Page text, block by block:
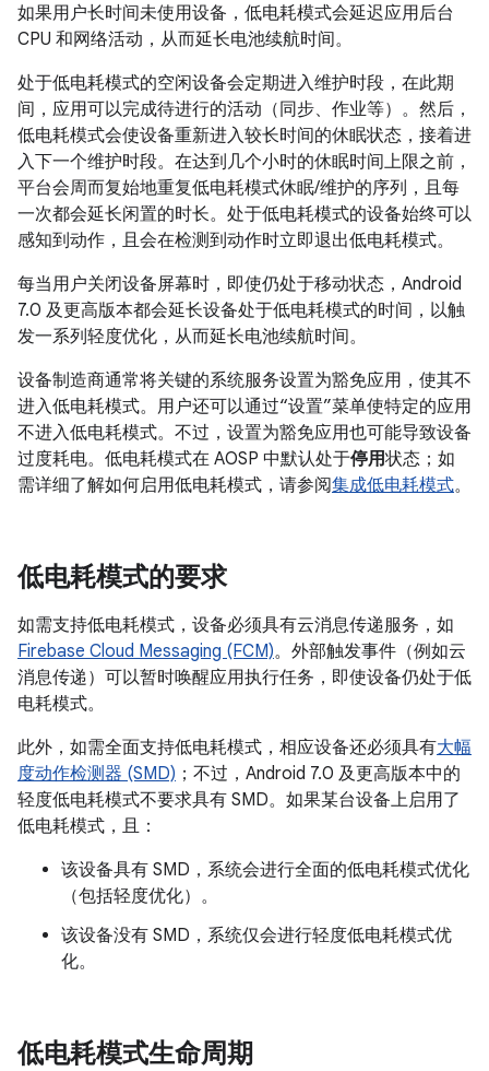
如果用户长时间未使用设备，低电耗模式会延迟应用后台
CPU 和网络活动，从而延长电池续航时间。
处于低电耗模式的空闲设备会定期进入维护时段，在此期
间，应用可以完成待进行的活动（同步、作业等）。然后，
低电耗模式会使设备重新进入较长时间的休眠状态，接着进
入下一个维护时段。在达到几个小时的休眠时间上限之前，
平台会周而复始地重复低电耗模式休眠/维护的序列，且每
一次都会延长闲置的时长。处于低电耗模式的设备始终可以
感知到动作，且会在检测到动作时立即退出低电耗模式。
每当用户关闭设备屏幕时，即使仍处于移动状态，Android
7.0 及更高版本都会延长设备处于低电耗模式的时间，以触
发一系列轻度优化，从而延长电池续航时间。
设备制造商通常将关键的系统服务设置为豁免应用，使其不
进入低电耗模式。用户还可以通过“设置”菜单使特定的应用
不进入低电耗模式。不过，设置为豁免应用也可能导致设备
过度耗电。低电耗模式在 AOSP 中默认处于停用状态；如
需详细了解如何启用低电耗模式，请参阅集成低电耗模式。
低电耗模式的要求
如需支持低电耗模式，设备必须具有云消息传递服务，如
Firebase Cloud Messaging (FCM)。外部触发事件（例如云
消息传递）可以暂时唤醒应用执行任务，即使设备仍处于低
电耗模式。
此外，如需全面支持低电耗模式，相应设备还必须具有大幅
度动作检测器 (SMD) ；不过，Android 7.0 及更高版本中的
轻度低电耗模式不要求具有 SMD。如果某台设备上启用了
低电耗模式，且：
该设备具有 SMD，系统会进行全面的低电耗模式优化
（包括轻度优化）。
该设备没有 SMD，系统仅会进行轻度低电耗模式优
化。
低电耗模式生命周期